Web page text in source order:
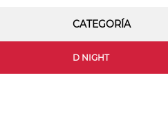
CATEGORÍA
D NIGHT